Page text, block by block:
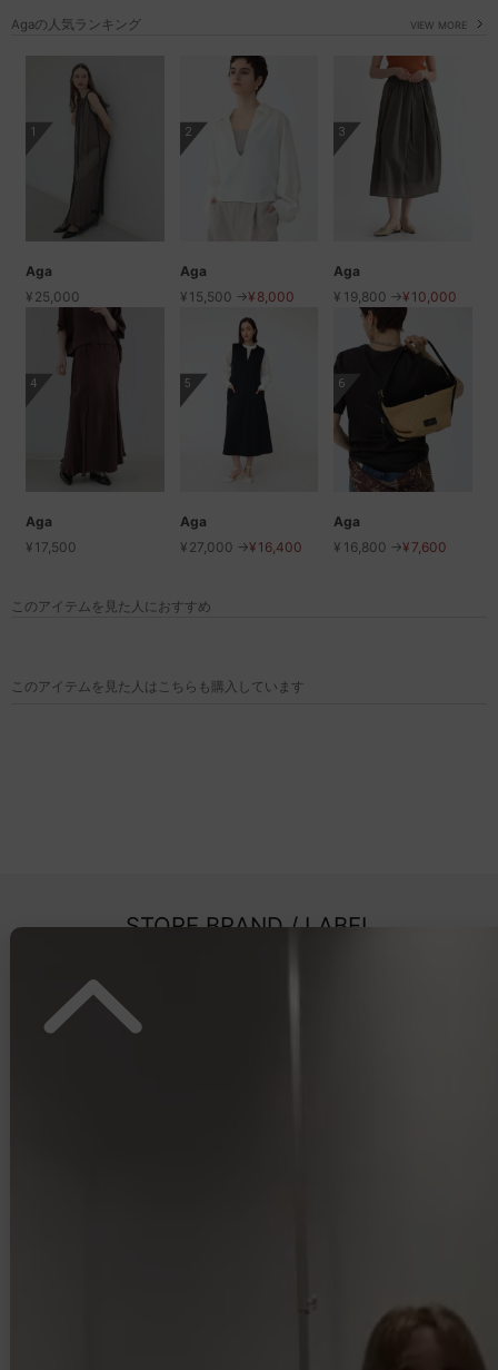
Agaの人気ランキング VIEW MORE
1
Aga
¥25,000
2
Aga
¥15,500 →¥8,000
3
Aga
¥19,800 →¥10,000
4
Aga
¥17,500
5
Aga
¥27,000 →¥16,400
6
Aga
¥16,800 →¥7,600
このアイテムを見た人におすすめ
このアイテムを見た人はこちらも購入しています
STORE BRAND / LABEL